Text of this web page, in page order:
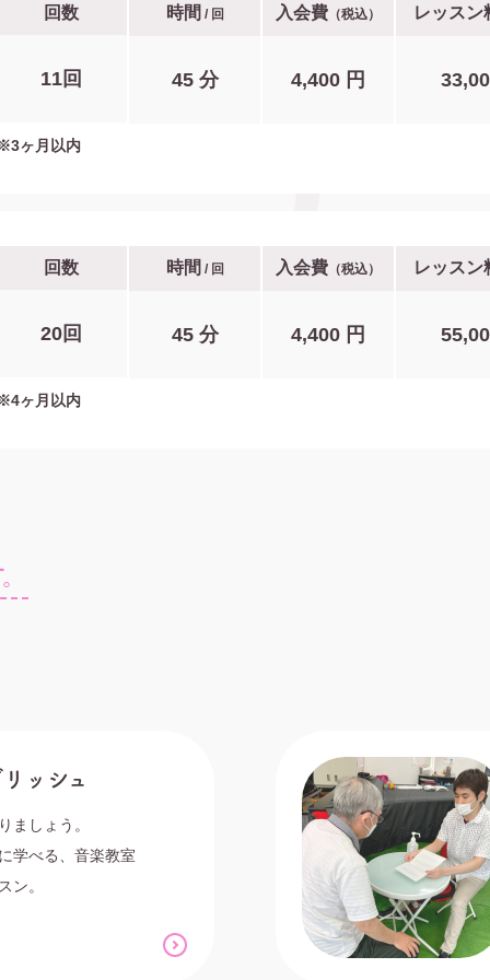
回数
11回
時間 / 回
45 分
入会費 （税込）
4,400 円
レッスン
ヶ月以内
回数
20回
時間 / 回
45 分
入会費 （税込）
4,400 円
レッスン
ヶ月以内
ッシュ
ましょう。
学べる、音楽教室
ン。